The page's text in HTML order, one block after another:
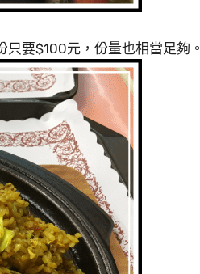
要$100元，份量也相當足夠。